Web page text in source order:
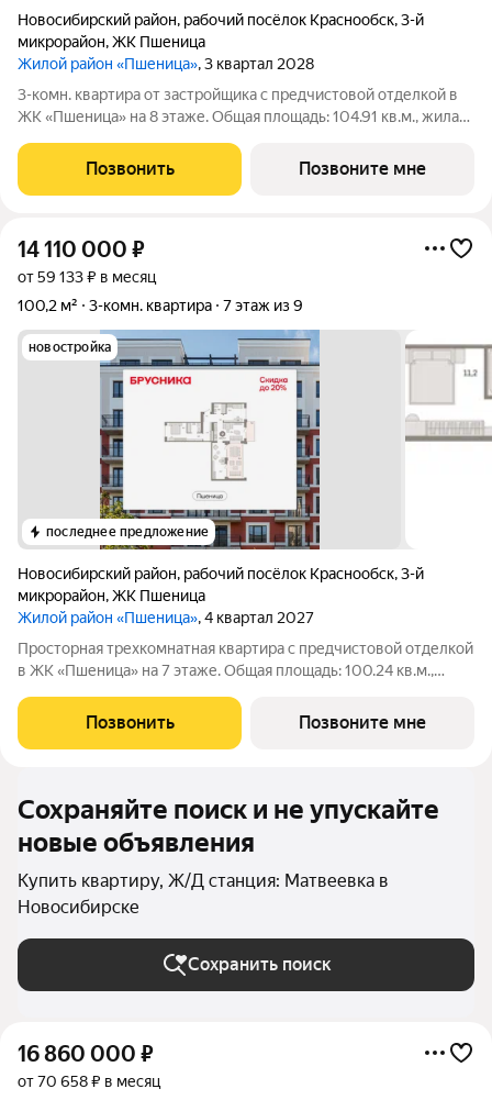
Новосибирский район, рабочий посёлок Краснообск,3-й
микрорайон,ЖК Пшеница
Жилой район «Пшеница», 3 квартал 2028
3-комн. квартира от застройщика с предчистовой отделкой в
ЖК «Пшеница» на 8 этаже. Общая площадь: 104.91 кв.м., жилая:
Высота потолков 2.82 м. Квартира с кухней-гостиной и тремя
спальнями в
Позвонить Позвоните мне
14 110 000 ₽
от 59 133 ₽ в месяц
100,2 м²
3-комн. квартира 7 этаж из 9
новостройка
последнее предложение
Новосибирский район, рабочий посёлок Краснообск,3-й
микрорайон,ЖК Пшеница
Жилой район «Пшеница», 4 квартал 2027
Просторная трехкомнатная квартира с предчистовой отделкой
в ЖК «Пшеница» на 7 этаже. Общая площадь: 100.24 кв.м.,
кв.м. Высота потолков 2.82 м. Квартира с кухней-гостиной и
двумя спальнями
Позвонить Позвоните мне
Сохраняйте поиск и не упускайте
новые объявления
Купить квартиру, Ж/Д станция: Матвеевка в
Новосибирске
Сохранить поиск
16 860 000 ₽
от 70 658 ₽ в месяц